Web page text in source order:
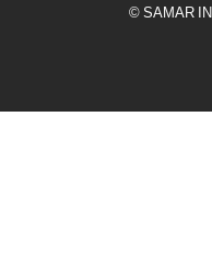
© SAMAR